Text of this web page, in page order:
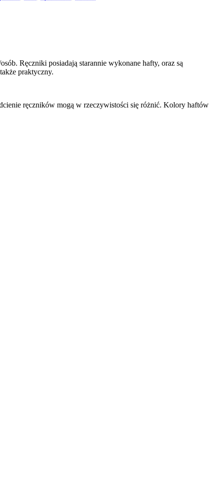
Ręczniki posiadają starannie wykonane hafty, oraz są
praktyczny.
ręczników mogą w rzeczywistości się różnić. Kolory haftów